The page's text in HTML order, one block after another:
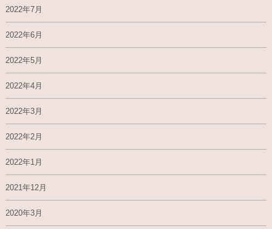
2022年7月
2022年6月
2022年5月
2022年4月
2022年3月
2022年2月
2022年1月
2021年12月
2020年3月